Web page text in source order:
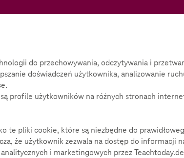
do przechowywania, odczytywania i
doświadczeń użytkownika, analizowanie
profile użytkowników na różnych stronach
te pliki cookie, które są niezbędne do
że użytkownik zezwala na dostęp do informacji
i marketingowych przez